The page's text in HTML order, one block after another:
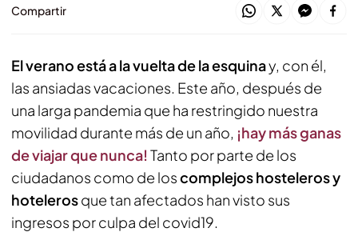
Compartir
El verano está a la vuelta de la esquinay, con él,
las ansiadas vacaciones. Este año, después de
una larga pandemia que ha restringido nuestra
movilidad durante más de un año, ¡hay más ganas
de viajar que nunca!Tanto por parte de los
ciudadanos como de loscomplejos hosteleros y
hotelerosque tan afectados han visto sus
ingresos por culpa del covid19.